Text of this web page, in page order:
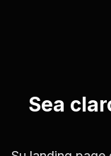
Sea